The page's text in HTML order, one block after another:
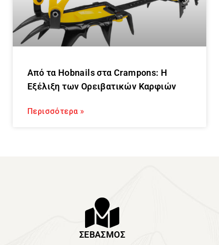
Από τα Hobnails στα Crampons: Η
Εξέλιξη των Ορειβατικών Καρφιών
Περισσότερα »
ΣΕΒΑΣΜΟΣ